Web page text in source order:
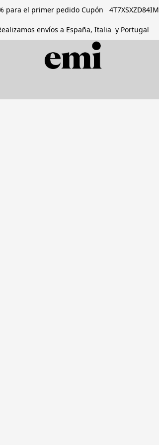
para el primer pedido Cupón 4T7XSXZD84IM
envíos a España, Italia y Portugal